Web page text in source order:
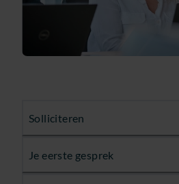
Solliciteren
Je eerste gesprek